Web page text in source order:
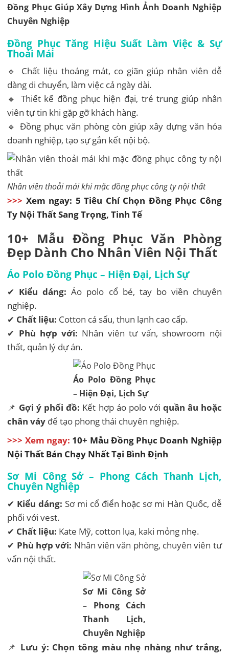
Đồng Phục Giúp Xây Dựng Hình Ảnh Doanh Nghiệp
Chuyên Nghiệp
Đồng Phục Tăng Hiệu Suất Làm Việc & Sự
Thoải Mái
🔹 Chất liệu thoáng mát, co giãn giúp nhân viên dễ
dàng di chuyển, làm việc cả ngày dài.
🔹 Thiết kế đồng phục hiện đại, trẻ trung giúp nhân
viên tự tin khi gặp gỡ khách hàng.
🔹 Đồng phục văn phòng còn giúp xây dựng văn hóa
doanh nghiệp, tạo sự gắn kết nội bộ.
Nhân viên thoải mái khi mặc đồng phục công ty nội thất
>>> Xem ngay: 5 Tiêu Chí Chọn Đồng Phục Công
Ty Nội Thất Sang Trọng, Tinh Tế
10+ Mẫu Đồng Phục Văn Phòng
Đẹp Dành Cho Nhân Viên Nội Thất
Áo Polo Đồng Phục – Hiện Đại, Lịch Sự
✔ Kiểu dáng: Áo polo cổ bẻ, tay bo viền chuyên
nghiệp.
✔ Chất liệu: Cotton cá sấu, thun lạnh cao cấp.
✔ Phù hợp với: Nhân viên tư vấn, showroom nội
thất, quản lý dự án.
Áo Polo Đồng Phục
– Hiện Đại, Lịch Sự
📌 Gợi ý phối đồ: Kết hợp áo polo với quần âu hoặc
chân váy để tạo phong thái chuyên nghiệp.
>>> Xem ngay: 10+ Mẫu Đồng Phục Doanh Nghiệp
Nội Thất Bán Chạy Nhất Tại Bình Định
Sơ Mi Công Sở – Phong Cách Thanh Lịch,
Chuyên Nghiệp
✔ Kiểu dáng: Sơ mi cổ điển hoặc sơ mi Hàn Quốc, dễ
phối với vest.
✔ Chất liệu: Kate Mỹ, cotton lụa, kaki mỏng nhẹ.
✔ Phù hợp với: Nhân viên văn phòng, chuyên viên tư
vấn nội thất.
Sơ Mi Công Sở
– Phong Cách
Thanh Lịch,
Chuyên Nghiệp
📌 Lưu ý: Chọn tông màu nhẹ nhàng như trắng,